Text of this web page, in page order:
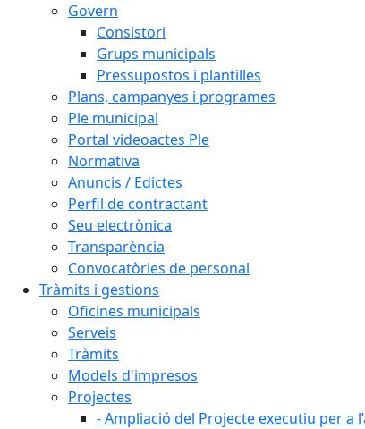
Govern
Consistori
Grups municipals
Pressupostos i plantilles
Plans, campanyes i programes
Ple municipal
Portal videoactes Ple
Normativa
Anuncis / Edictes
Perfil de contractant
Seu electrònica
Transparència
Convocatòries de personal
Tràmits i gestions
Oficines municipals
Serveis
Tràmits
Models d'impresos
Projectes
- Ampliació del Projecte executiu per a